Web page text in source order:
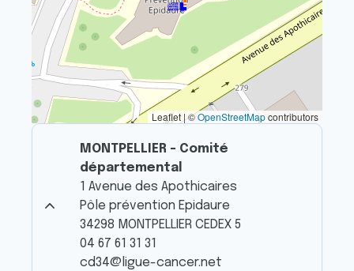
Leaflet | ©OpenStreetMapcontributors
MONTPELLIER - Comité
départemental
1 Avenue des Apothicaires
Pôle prévention Epidaure
34298 MONTPELLIER CEDEX 5
04 67 61 31 31
cd34@ligue-cancer.net